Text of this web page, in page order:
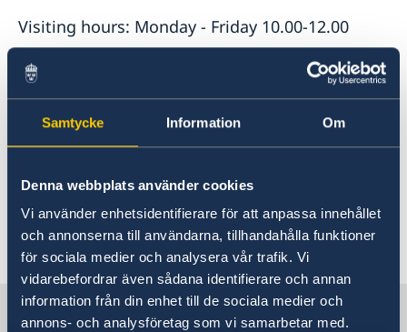
Samtycke Information Om
Denna webbplats använder cookies
Vi använder enhetsidentifierare för att anpassa innehållet
och annonserna till användarna, tillhandahålla funktioner
för sociala medier och analysera vår trafik. Vi
vidarebefordrar även sådana identifierare och annan
information från din enhet till de sociala medier och
annons- och analysföretag som vi samarbetar med.
Visiting hours: Monday - Friday 10.00-12.00
Telephone hours: The switchboard is open
Monday - Friday 10.00-12.00
Telephone hours for migration issues: Mondays
and Thursday, 14.00-15.00, (tel. +30 210
Last updated 30 Sep 2021, 2.14 PM
Sweden in Greece